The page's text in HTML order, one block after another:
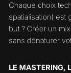
Chaque choix
spatialisation) est
but ? Créer un
sans dénaturer
LE MASTERING,